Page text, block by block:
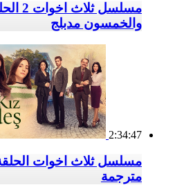
والخمسون مدبلج
2:34:47
مترجمة